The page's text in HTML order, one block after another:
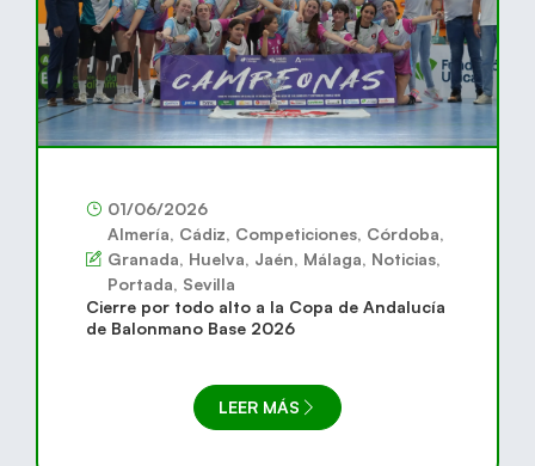
01/06/2026
Almería, Cádiz, Competiciones, Córdoba,
Granada, Huelva, Jaén, Málaga, Noticias,
Portada, Sevilla
Cierre por todo alto a la Copa de Andalucía
de Balonmano Base 2026
LEER MÁS